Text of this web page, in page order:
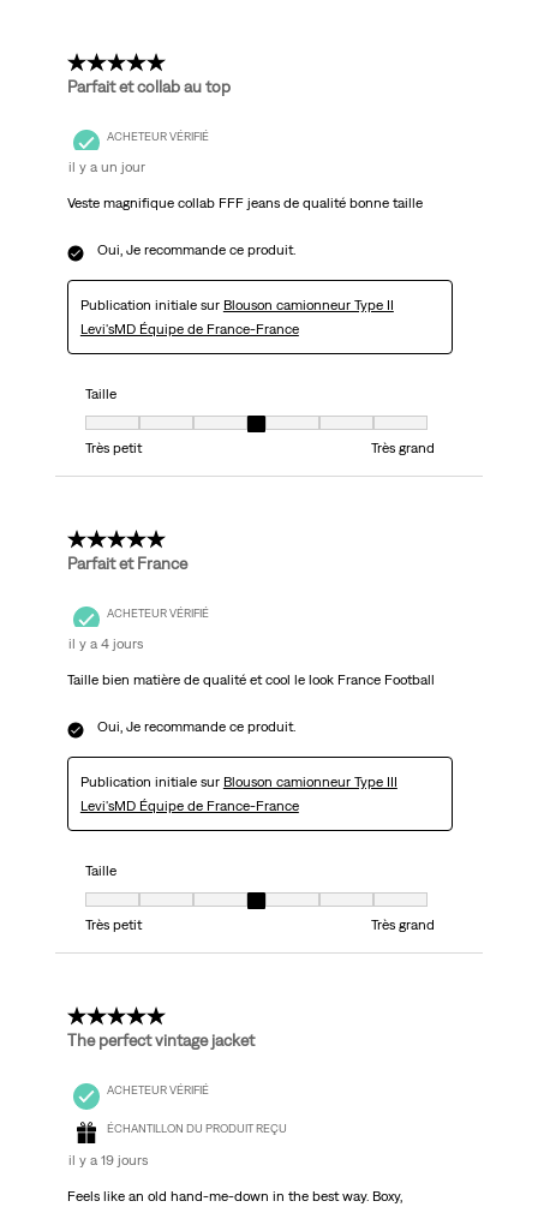
5 étoile(s) sur 5.
Parfait et collab au top
ACHETEUR VÉRIFIÉ
il y a un jour
Veste magnifique collab FFF jeans de qualité bonne taille
Oui, Je recommande ce produit.
Publication initiale sur Blouson camionneur Type II
Levi'sMD Équipe de France-France
Taille
Taille, 4 sur 7, où 1 est égal à Très petit et 7 est égal à Très grand
Très petit
Très grand
5 étoile(s) sur 5.
Parfait et France
ACHETEUR VÉRIFIÉ
il y a 4 jours
Taille bien matière de qualité et cool le look France Football
Oui, Je recommande ce produit.
Publication initiale sur Blouson camionneur Type III
Levi'sMD Équipe de France-France
Taille
Taille, 4 sur 7, où 1 est égal à Très petit et 7 est égal à Très grand
Très petit
Très grand
5 étoile(s) sur 5.
The perfect vintage jacket
ACHETEUR VÉRIFIÉ
ÉCHANTILLON DU PRODUIT REÇU
il y a 19 jours
Feels like an old hand-me-down in the best way. Boxy,